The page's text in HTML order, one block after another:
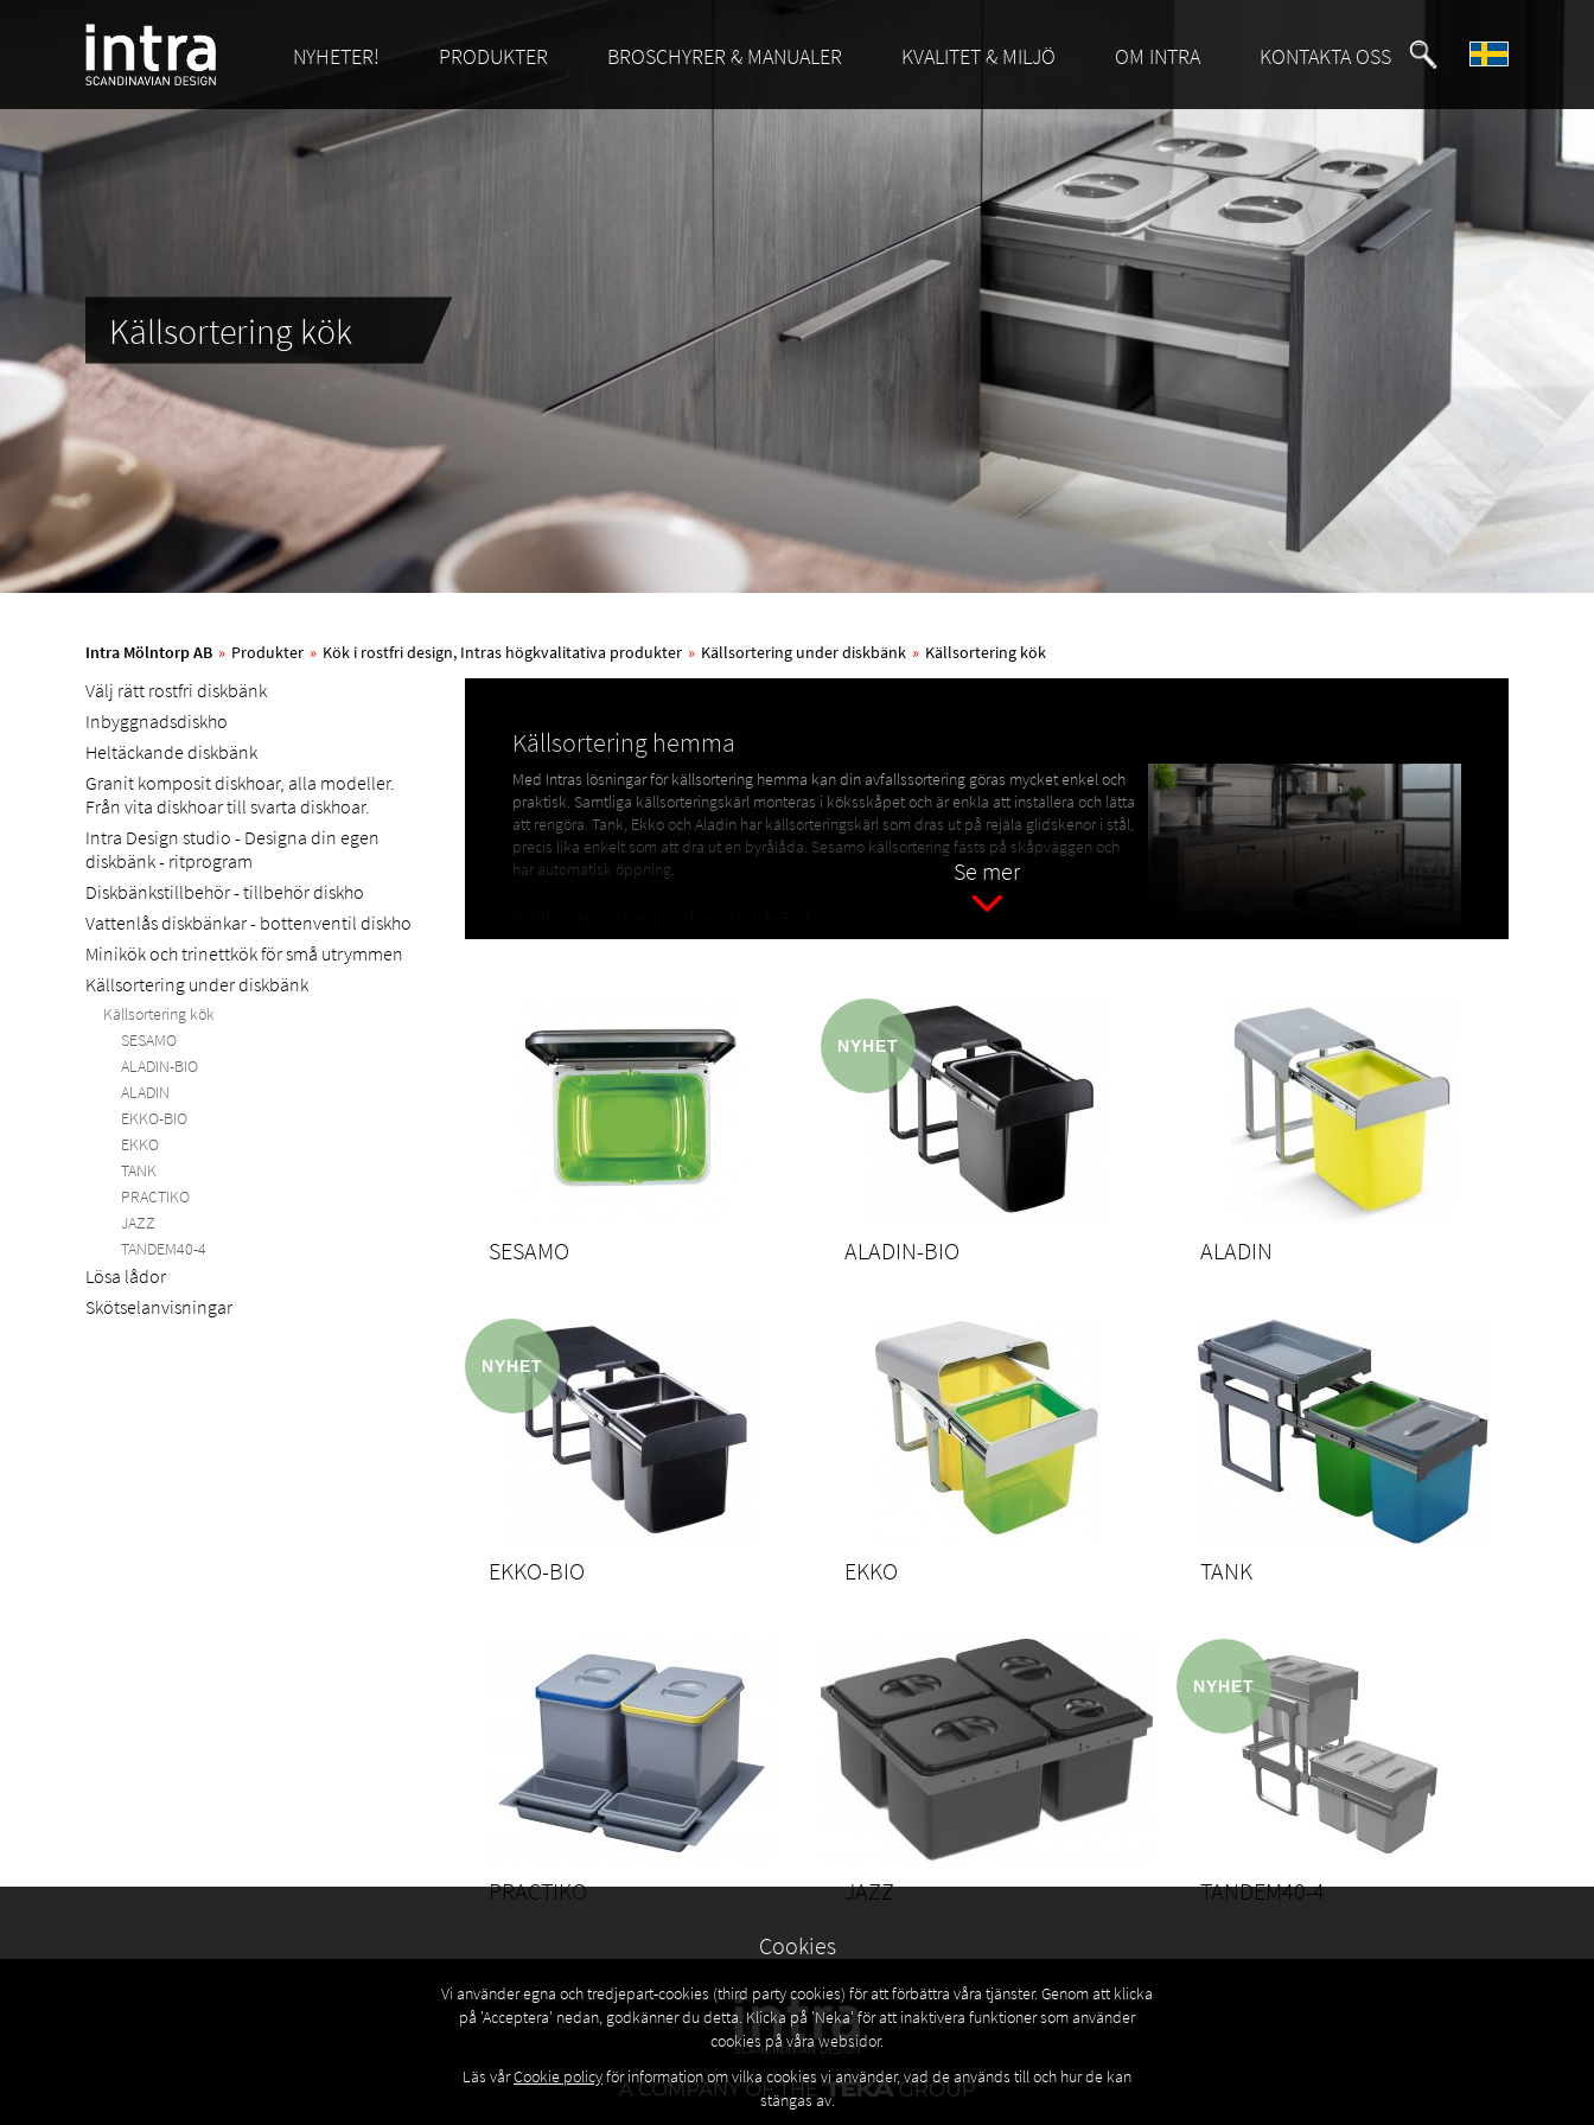
NYHETER! PRODUKTER BROSCHYRER & MANUALER KVALITET & MILJÖ OM INTRA KONTAKTA OSS
Källsortering kök
Intra Mölntorp AB » Produkter » Kök i rostfri design, Intras högkvalitativa produkter » Källsortering under diskbänk » Källsortering kök
Välj rätt rostfri diskbänk
Inbyggnadsdiskho
Heltäckande diskbänk
Granit komposit diskhoar, alla modeller.
Från vita diskhoar till svarta diskhoar.
Intra Design studio - Designa din egen
diskbänk - ritprogram
Diskbänkstillbehör - tillbehör diskho
Vattenlås diskbänkar - bottenventil diskho
Minikök och trinettkök för små utrymmen
Källsortering under diskbänk
Källsortering kök
SESAMO
ALADIN-BIO
ALADIN
EKKO-BIO
EKKO
TANK
PRACTIKO
JAZZ
TANDEM40-4
Lösa lådor
Skötselanvisningar
Källsortering hemma
Med Intras lösningar för källsortering hemma kan din avfallssortering göras mycket enkel och
praktisk. Samtliga källsorteringskärl monteras i köksskåpet och är enkla att installera och lätta
att rengöra. Tank, Ekko och Aladin har källsorteringskärl som dras ut på rejäla glidskenor i stål,
precis lika enkelt som att dra ut en byrålåda. Sesamo källsortering fästs på skåpväggen och
har automatisk öppning.
Nyhet!
Vi har nu även två modeller tillverkade i 100% återvunnen plast.
Se mer
SESAMO ALADIN-BIO ALADIN
EKKO-BIO EKKO TANK
PRACTIKO JAZZ
TANDEM40-4
Cookies
Vi använder egna och tredjepart-cookies (third party cookies) för att förbättra våra tjänster. Genom att klicka
på 'Acceptera' nedan, godkänner du detta. Klicka på 'Neka' för att inaktivera funktioner som använder
cookies på våra websidor.
Läs vårCookie policyför information om vilka cookies vi använder, vad de används till och hur de kan
stängas av.